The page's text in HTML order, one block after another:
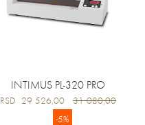
INTIMUS PL-320 PRO
RSD 29 526,00 31 080,00
-5%